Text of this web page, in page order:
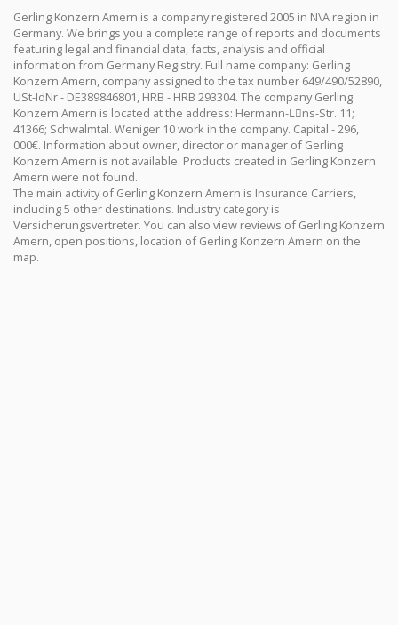
Gerling Konzern Amern is a company registered 2005 in N\A region in
Germany. We brings you a complete range of reports and documents
featuring legal and financial data, facts, analysis and official
information from Germany Registry. Full name company: Gerling
Konzern Amern, company assigned to the tax number 649/490/52890,
USt-IdNr - DE389846801, HRB - HRB 293304. The company Gerling
Konzern Amern is located at the address: Hermann-Lِns-Str. 11;
41366; Schwalmtal. Weniger 10 work in the company. Capital - 296,
000€. Information about owner, director or manager of Gerling
Konzern Amern is not available. Products created in Gerling Konzern
Amern were not found.
The main activity of Gerling Konzern Amern is Insurance Carriers,
including 5 other destinations. Industry category is
Versicherungsvertreter. You can also view reviews of Gerling Konzern
Amern, open positions, location of Gerling Konzern Amern on the
map.